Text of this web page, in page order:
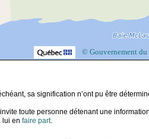
© Gouvernement du
sa signification n’ont pu être
toute personne détenant une
lui en faire part.